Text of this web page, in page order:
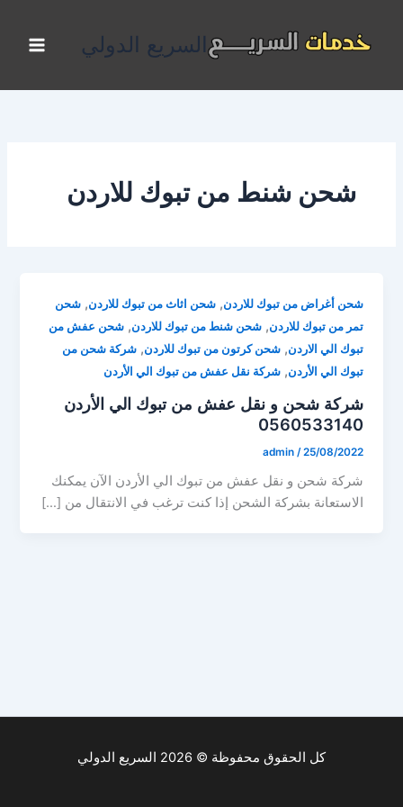
المحتوى
السريع الدولي
شحن شنط من تبوك للاردن
شحن أغراض من تبوك للاردن,شحن اثاث من تبوك للاردن,شحن
تمر من تبوك للاردن,شحن شنط من تبوك للاردن,شحن عفش من
تبوك الي الاردن,شحن كرتون من تبوك للاردن,شركة شحن من
تبوك الي الأردن,شركة نقل عفش من تبوك الي الأردن
شركة شحن و نقل عفش من تبوك الي الأردن
0560533140
admin /25/08/2022
شركة شحن و نقل عفش من تبوك الي الأردن الآن يمكنك
الاستعانة بشركة الشحن إذا كنت ترغب في الانتقال من […]
كل الحقوق محفوظة © 2026 السريع الدولي